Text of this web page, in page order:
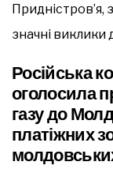
значні
Російська
оголосила
газу до
платіжних